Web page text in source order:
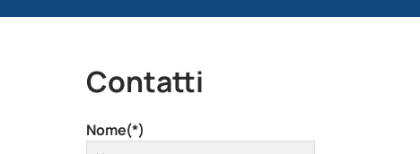
Contatti
Nome(*)